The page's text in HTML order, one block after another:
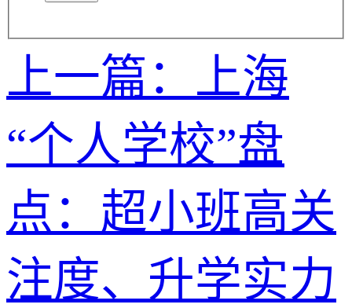
上一篇：上海
“个人学校”盘
点：超小班高关
注度、升学实力